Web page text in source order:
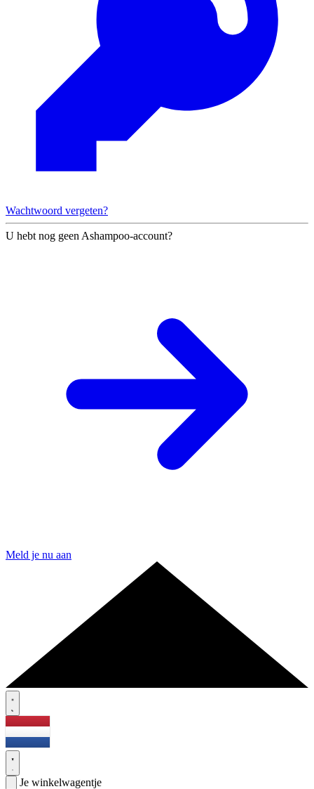
Wachtwoord vergeten?
U hebt nog geen Ashampoo-account?
Meld je nu aan
Je winkelwagentje